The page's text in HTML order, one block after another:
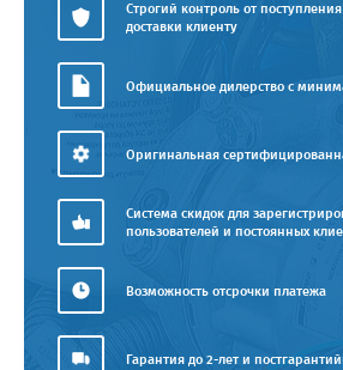
Строгий контроль от поступления
доставки клиенту
Официальное дилерство с
Оригинальная
Система скидок для
пользователей и постоянных
Возможность отсрочки платежа
Гарантия до 2-лет и